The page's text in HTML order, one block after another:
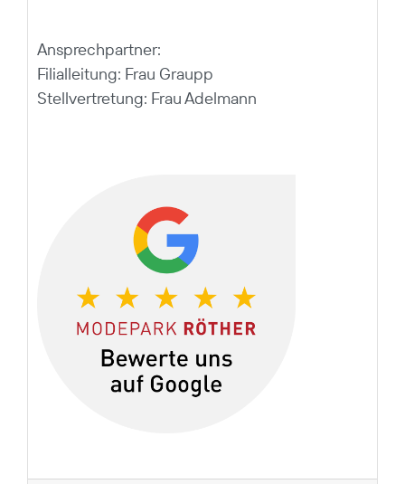
Ansprechpartner:
Filialleitung: Frau Graupp
Stellvertretung: Frau Adelmann